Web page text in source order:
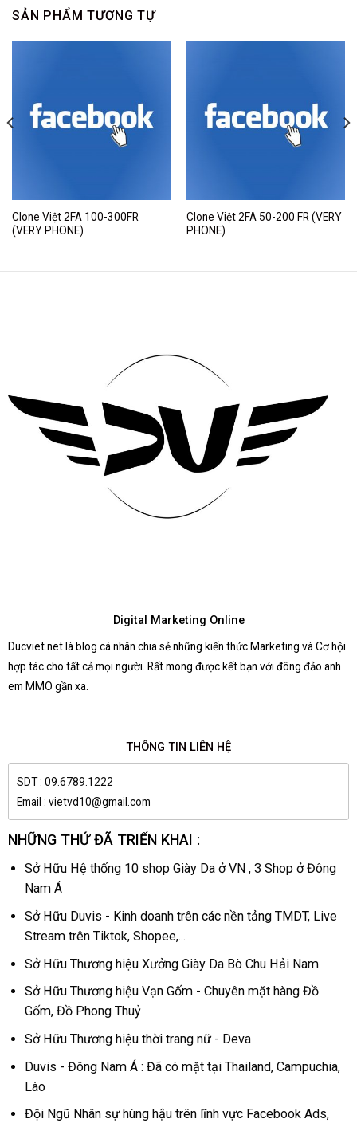
SẢN PHẨM TƯƠNG TỰ
Clone Việt 2FA 100-300FR
(VERY PHONE)
Clone Việt 2FA 50-200 FR (VERY
PHONE)
Digital Marketing Online
Ducviet.net là blog cá nhân chia sẻ những kiến thức Marketing và Cơ hội
hợp tác cho tất cả mọi người. Rất mong được kết bạn với đông đảo anh
em MMO gần xa.
THÔNG TIN LIÊN HỆ
SDT : 09.6789.1222
Email : vietvd10@gmail.com
NHỮNG THỨ ĐÃ TRIỂN KHAI :
Sở Hữu Hệ thống 10 shop Giày Da ở VN , 3 Shop ở Đông
Nam Á
Sở Hữu Duvis - Kinh doanh trên các nền tảng TMDT, Live
Stream trên Tiktok, Shopee,...
Sở Hữu Thương hiệu Xưởng Giày Da Bò Chu Hải Nam
Sở Hữu Thương hiệu Vạn Gốm - Chuyên mặt hàng Đồ
Gốm, Đồ Phong Thuỷ
Sở Hữu Thương hiệu thời trang nữ - Deva
Duvis - Đông Nam Á : Đã có mặt tại Thailand, Campuchia,
Lào
Đội Ngũ Nhân sự hùng hậu trên lĩnh vực Facebook Ads,